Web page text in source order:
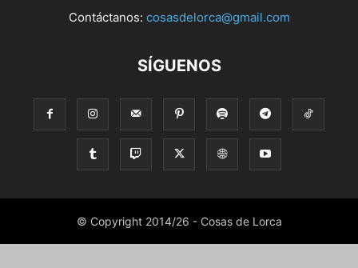
Contáctanos: cosasdelorca@gmail.com
SÍGUENOS
© Copyright 2014/26 - Cosas de Lorca